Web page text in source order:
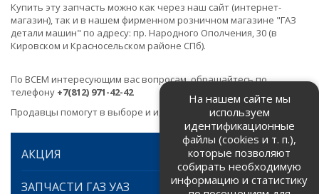
Купить эту запчасть можно как через наш сайт (интернет-
магазин), так и в нашем фирменном розничном магазине "ГАЗ
детали машин" по адресу: пр. Народного Ополчения, 30 (в
Кировском и Красносельском районе СПб).
По ВСЕМ интересующим вас вопросам, обращайтесь по
телефону +7(812) 971-42-42
Продавцы помогут в выборе и идентификации товара.
АКЦИЯ
ЗАПЧАСТИ ГАЗ УАЗ
На нашем сайте мы
используем
идентификационные
файлы (cookies и т. п.),
которые позволяют
собирать необходимую
информацию и статистику